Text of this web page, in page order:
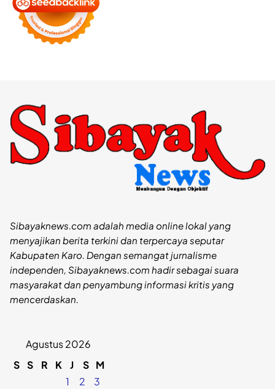
Sibayaknews.com adalah media online lokal yang
menyajikan berita terkini dan terpercaya seputar
Kabupaten Karo. Dengan semangat jurnalisme
independen, Sibayaknews.com hadir sebagai suara
masyarakat dan penyambung informasi kritis yang
mencerdaskan.
Agustus 2026
S S R K J S M
1
2
3